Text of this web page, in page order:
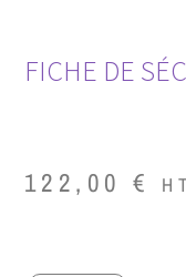
FICHE DE
122,00 €